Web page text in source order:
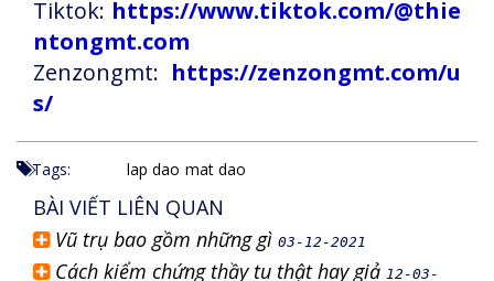
Tiktok: https://www.tiktok.com/@thie
ntongmt.com
Zenzongmt: https://zenzongmt.com/u
s/
Tags: lap dao mat dao
BÀI VIẾT LIÊN QUAN
Vũ trụ bao gồm những gì 03-12-2021
Cách kiểm chứng thầy tu thật hay giả 12-03-